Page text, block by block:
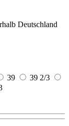
Deutschland
39
39 2/3